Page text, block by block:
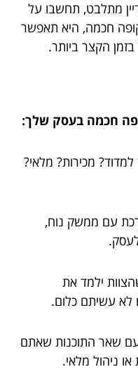
מתלבט, תחשבו על
חכמה, היא תאפשר
הקצר ביותר.
מכירות? מלאי?
עם ממשק נוח,
ילמד את
לא עשיתם כלום.
שאר התוכנות שאתם
ניהול מלאי.